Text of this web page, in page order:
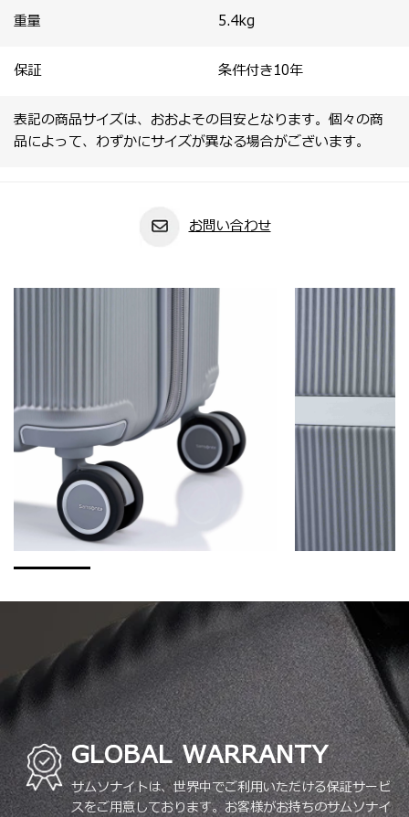
重量 5.4kg
保証 条件付き10年
表記の商品サイズは、おおよその目安となります。個々の商
品によって、わずかにサイズが異なる場合がございます。
お問い合わせ
GLOBAL WARRANTY
サムソナイトは、世界中でご利用いただける保証サービ
スをご用意しております。お客様がお持ちのサムソナイ